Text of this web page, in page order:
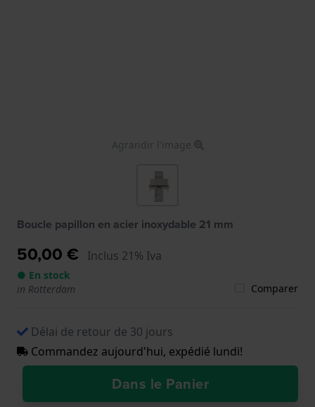
Agrandir l'image
Boucle papillon en acier inoxydable 21 mm
50,00 € Inclus 21% Iva
● En stock
in Rotterdam
Comparer
Délai de retour de 30 jours
Commandez aujourd'hui, expédié lundi!
Dans le Panier